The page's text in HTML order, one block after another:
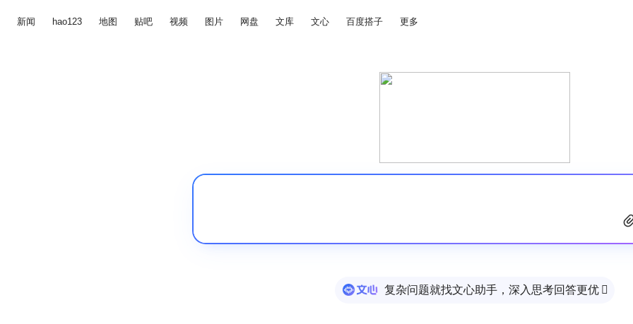
新闻 hao123 地图 贴吧 视频 图片 网盘 文库 文心 百度搭子 更多
复杂问题就找文心助手，深入思考回答更优 